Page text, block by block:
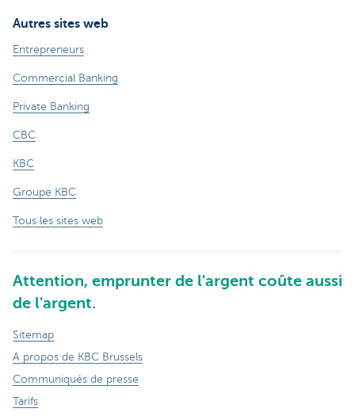
Autres sites web
Entrepreneurs
Commercial Banking
Private Banking
CBC
KBC
Groupe KBC
Tous les sites web
Attention, emprunter de l'argent coûte aussi
de l'argent.
Sitemap
A propos de KBC Brussels
Communiqués de presse
Tarifs